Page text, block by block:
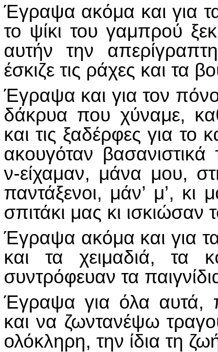
Έγραψα ακόμα και για
το ψίκι του γαμπρού
αυτήν την
έσκιζε τις ράχες και τα
Έγραψα και για τον
δάκρυα που χύναμε,
και τις ξαδέρφες για το
ακουγόταν
ν-είχαμαν, μάνα μου,
παντάξενοι, μάν’ μ’,
σπιτάκι μας κι ισκιώσαν
Έγραψα ακόμα και για
και τα χειμαδιά, τα
συντρόφευαν τα
Έγραψα για όλα αυτά,
και να ζωντανέψω
ολόκληρη, την ίδια τη